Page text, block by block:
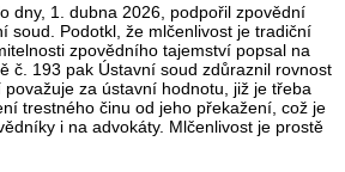
dny, 1. dubna 2026, podpořil zpovědní
soud. Podotkl, že mlčenlivost je tradiční
zpovědního tajemství popsal na
č. 193 pak Ústavní soud zdůraznil rovnost
za ústavní hodnotu, již je třeba
trestného činu od jeho překažení, což je
i na advokáty. Mlčenlivost je prostě